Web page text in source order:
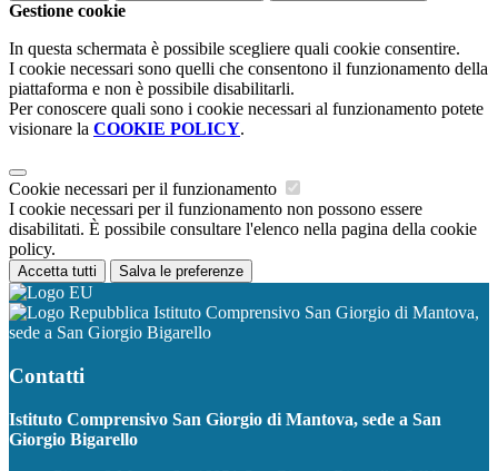
Gestione cookie
In questa schermata è possibile scegliere quali cookie consentire.
I cookie necessari sono quelli che consentono il funzionamento della
piattaforma e non è possibile disabilitarli.
Per conoscere quali sono i cookie necessari al funzionamento potete
visionare la COOKIE POLICY.
Cookie necessari per il funzionamento
I cookie necessari per il funzionamento non possono essere
disabilitati. È possibile consultare l'elenco nella pagina della cookie
policy.
Accetta tutti Salva le preferenze
Istituto Comprensivo San Giorgio di Mantova,
sede a San Giorgio Bigarello
Contatti
Istituto Comprensivo San Giorgio di Mantova, sede a San
Giorgio Bigarello